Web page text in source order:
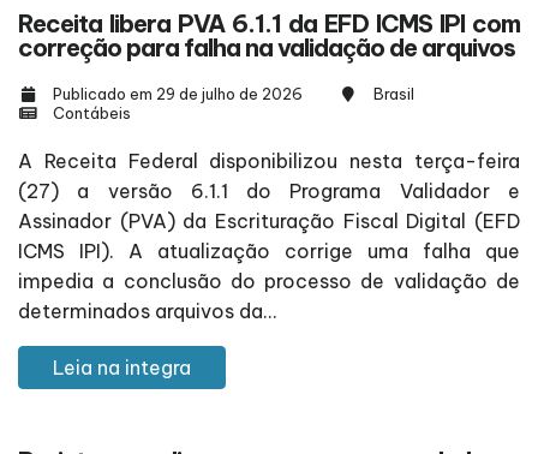
Receita libera PVA 6.1.1 da EFD ICMS IPI com
correção para falha na validação de arquivos
Publicado em 29 de julho de 2026
Brasil
Contábeis
A Receita Federal disponibilizou nesta terça-feira
(27) a versão 6.1.1 do Programa Validador e
Assinador (PVA) da Escrituração Fiscal Digital (EFD
ICMS IPI). A atualização corrige uma falha que
impedia a conclusão do processo de validação de
determinados arquivos da...
Leia na integra